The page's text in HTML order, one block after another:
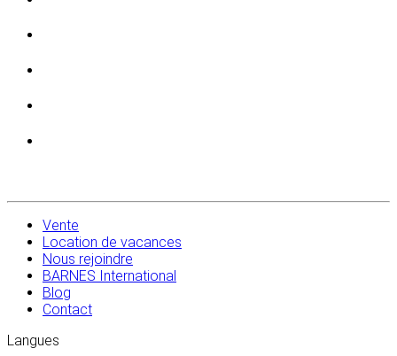
Vente
Location de vacances
Nous rejoindre
BARNES International
Blog
Contact
Langues